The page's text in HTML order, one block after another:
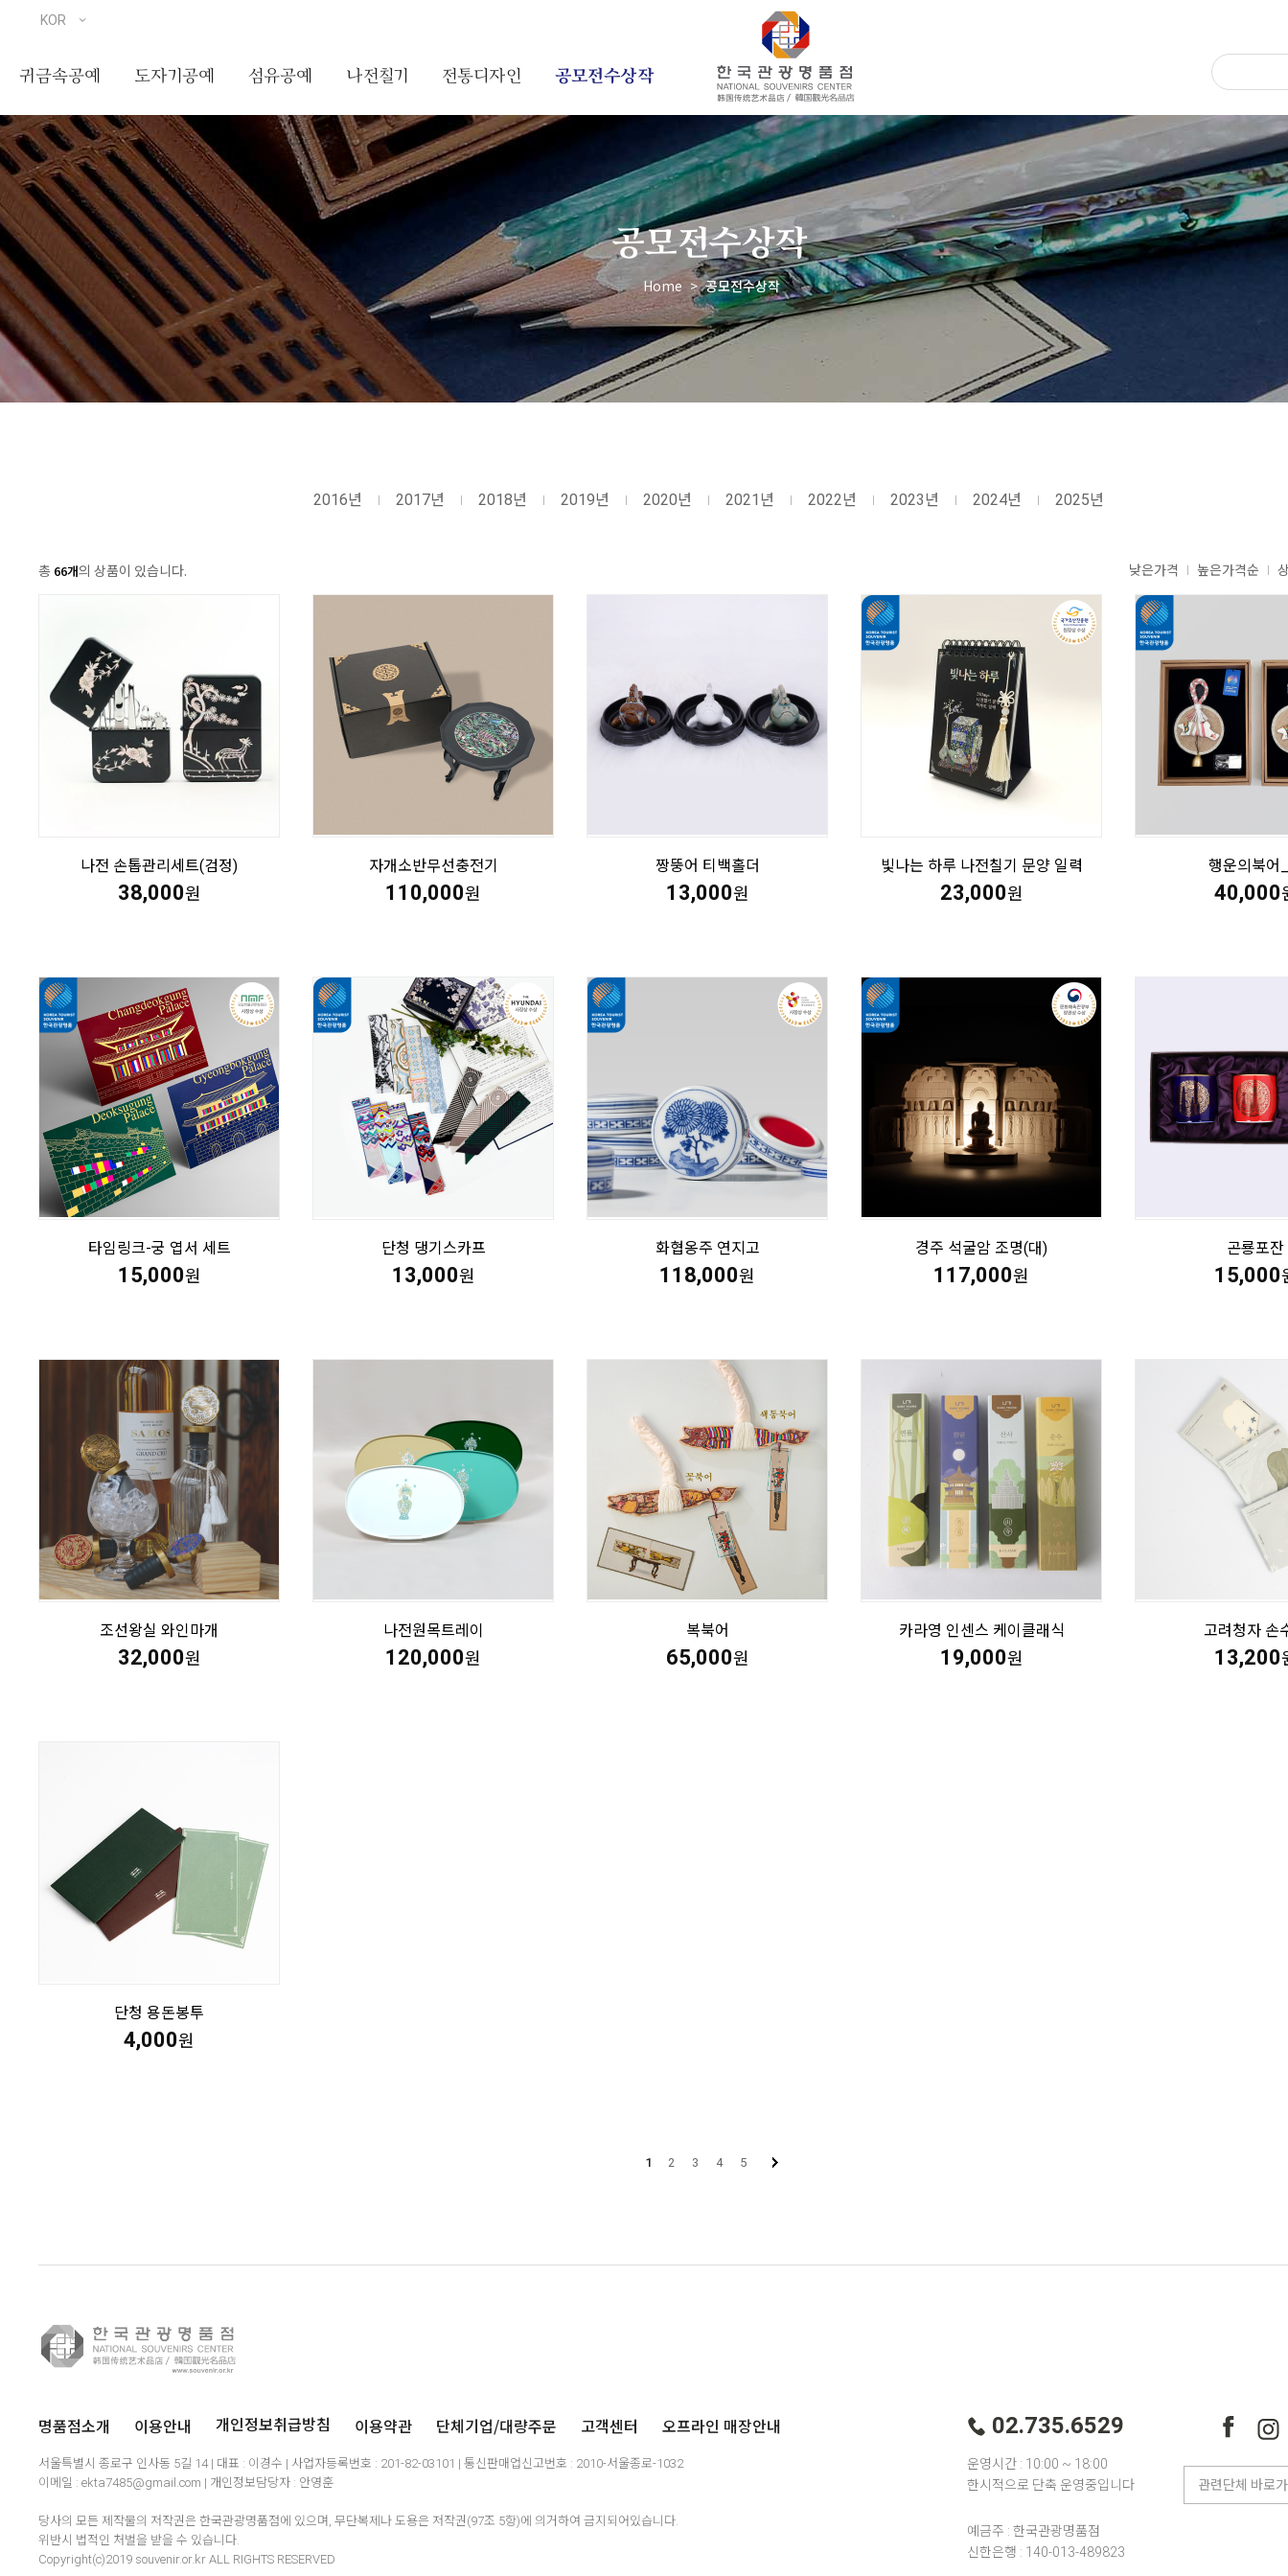
귀금속공예 도자기공예 섬유공예 나전칠기 전통디자인 공모전수상작
공모전수상작
Home > 공모전수상작
2016년 2017년 2018년 2019년 2020년 2021년 2022년 2023년 2024년 2025년
총 66개의 상품이 있습니다. 낮은가격 높은가격순
나전 손톱관리세트(검정)
38,000원
자개소반무선충전기
110,000원
짱뚱어 티백홀더
13,000원
빛나는 하루 나전칠기 문양 일력
23,000원
행운의북어
40,000
타임링크-궁 엽서 세트
15,000원
단청 댕기스카프
13,000원
화협옹주 연지고
118,000원
경주 석굴암 조명(대)
117,000원
곤룡포잔
15,000
조선왕실 와인마개
32,000원
나전원목트레이
120,000원
복북어
65,000원
카라영 인센스 케이클래식
19,000원
고려청자 손
13,200
단청 용돈봉투
4,000원
1 2 3 4 5
명품점소개 이용안내 개인정보취급방침 이용약관 단체기업/대량주문 고객센터 오프라인 매장안내
서울특별시 종로구 인사동 5길 14 | 대표 : 이경수 | 사업자등록번호 : 201-82-03101 | 통신판매업신고번호 : 2010-서울종로-1032
이메일 : ekta7485@gmail.com | 개인정보담당자 : 안영훈
당사의 모든 제작물의 저작권은 한국관광명품점에 있으며, 무단복제나 도용은 저작권(97조 5항)에 의거하여 금지되어있습니다.
위반시 법적인 처벌을 받을 수 있습니다.
Copyright(c)2019 souvenir.or.kr ALL RIGHTS RESERVED
02.735.6529
운영시간 : 10:00 ~ 18:00
한시적으로 단축 운영중입니다
예금주 : 한국관광명품점
신한은행 : 140-013-489823